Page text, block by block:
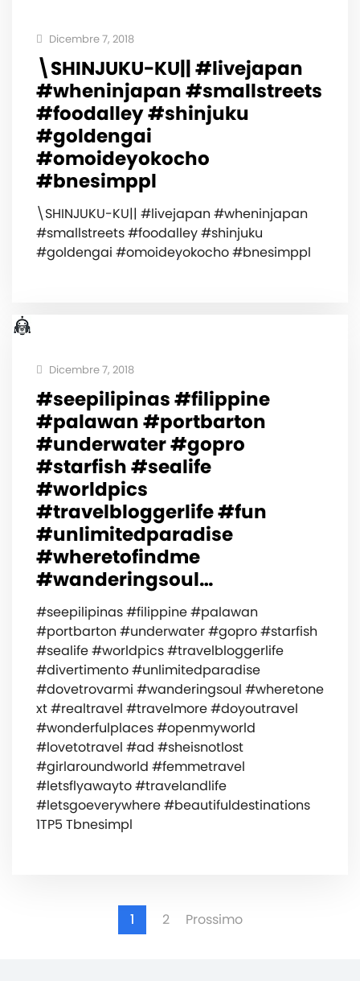
Dicembre 7, 2018
\SHINJUKU-KU|| #livejapan
#wheninjapan #smallstreets
#foodalley #shinjuku
#goldengai
#omoideyokocho
#bnesimppl
\SHINJUKU-KU|| #livejapan #wheninjapan
#smallstreets #foodalley #shinjuku
#goldengai #omoideyokocho #bnesimppl
Dicembre 7, 2018
#seepilipinas #filippine
#palawan #portbarton
#underwater #gopro
#starfish #sealife
#worldpics
#travelbloggerlife #fun
#unlimitedparadise
#wheretofindme
#wanderingsoul…
#seepilipinas #filippine #palawan
#portbarton #underwater #gopro #starfish
#sealife #worldpics #travelbloggerlife
#divertimento #unlimitedparadise
#dovetrovarmi #wanderingsoul #wheretone
xt #realtravel #travelmore #doyoutravel
#wonderfulplaces #openmyworld
#lovetotravel #ad #sheisnotlost
#girlaroundworld #femmetravel
#letsflyawayto #travelandlife
#letsgoeverywhere #beautifuldestinations
1TP5 Tbnesimpl
1 2 Prossimo